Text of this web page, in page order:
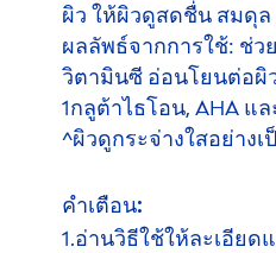
ผิว ให้ผิวดูสดชื่น สมดุ
ผลลัพธ์จากการใช้: ช่ว
วิตามินซี อ่อนโยนต่อผิ
1กลูต้าไธโอน, AHA แ
^ผิวดูกระจ่างใสอย่าง
คำเตือน:
1.อ่านวิธีใช้ให้ละเอีย